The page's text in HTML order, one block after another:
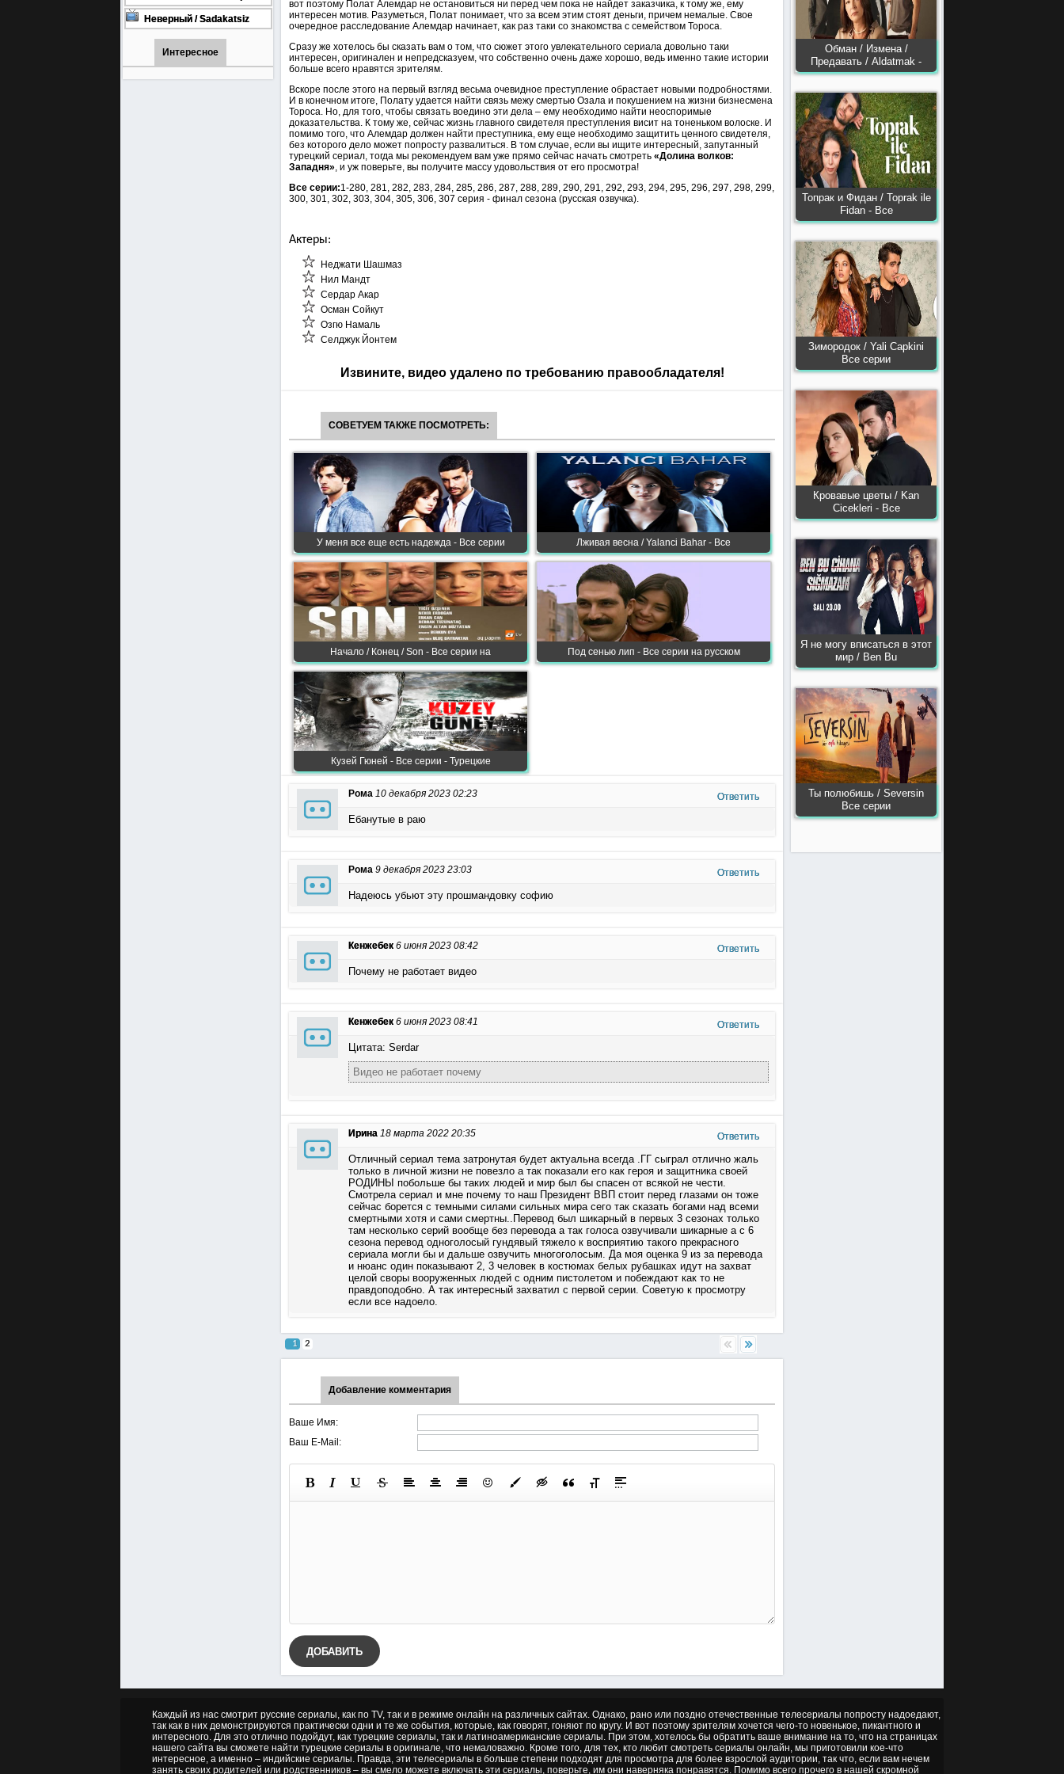
турецкий сериал смотреть
онлайн на русском языке
Неверный / Sadakatsiz
Все серии турецкий сериал
смотреть онлайн на
русском языке
Интересное
Обман / Измена /
Предавать / Aldatmak -
Топрак и Фидан / Toprak ile
Fidan - Все
Зимородок / Yali Capkini
Все серии
Кровавые цветы / Kan
Сiсekleri - Все
Я не могу вписаться в этот
мир / Ben Bu
Ты полюбишь / Seversin
Все серии
вот поэтому Полат Алемдар не остановиться ни перед чем пока не найдет заказчика, к тому же, ему
интересен мотив. Разуметься, Полат понимает, что за всем этим стоят деньги, причем немалые. Свое
очередное расследование Алемдар начинает, как раз таки со знакомства с семейством Тороса.
Сразу же хотелось бы сказать вам о том, что сюжет этого увлекательного сериала довольно таки
интересен, оригинален и непредсказуем, что собственно очень даже хорошо, ведь именно такие истории
больше всего нравятся зрителям.
Вскоре после этого на первый взгляд весьма очевидное преступление обрастает новыми подробностями.
И в конечном итоге, Полату удается найти связь межу смертью Озала и покушением на жизни бизнесмена
Тороса. Но, для того, чтобы связать воедино эти дела – ему необходимо найти неоспоримые
доказательства. К тому же, сейчас жизнь главного свидетеля преступления висит на тоненьком волоске. И
помимо того, что Алемдар должен найти преступника, ему еще необходимо защитить ценного свидетеля,
без которого дело может попросту развалиться. В том случае, если вы ищите интересный, запутанный
турецкий сериал, тогда мы рекомендуем вам уже прямо сейчас начать смотреть «Долина волков:
Западня», и уж поверьте, вы получите массу удовольствия от его просмотра!
Все серии:1-280, 281, 282, 283, 284, 285, 286, 287, 288, 289, 290, 291, 292, 293, 294, 295, 296, 297, 298, 299,
300, 301, 302, 303, 304, 305, 306, 307 серия - финал сезона (русская озвучка).
Актеры:
Неджати Шашмаз
Нил Мандт
Сердар Акар
Осман Сойкут
Озгю Намаль
Селджук Йонтем
Извините, видео удалено по требованию правообладателя!
СОВЕТУЕМ ТАКЖЕ ПОСМОТРЕТЬ:
У меня все еще есть надежда - Все серии Лживая весна / Yalanci Bahar - Все
Начало / Конец / Son - Все серии на Под сенью лип - Все серии на русском
Кузей Гюней - Все серии - Турецкие
Рома 10 декабря 2023 02:23 Ответить
Ебанутые в раю
Рома 9 декабря 2023 23:03 Ответить
Надеюсь убьют эту прошмандовку софию
Кенжебек 6 июня 2023 08:42 Ответить
Почему не работает видео
Кенжебек 6 июня 2023 08:41 Ответить
Цитата: Serdar
Видео не работает почему
Ирина 18 марта 2022 20:35 Ответить
Отличный сериал тема затронутая будет актуальна всегда .ГГ сыграл отлично жаль
только в личной жизни не повезло а так показали его как героя и защитника своей
РОДИНЫ побольше бы таких людей и мир был бы спасен от всякой не чести.
Смотрела сериал и мне почему то наш Президент ВВП стоит перед глазами он тоже
сейчас борется с темными силами сильных мира сего так сказать богами над всеми
смертными хотя и сами смертны..Перевод был шикарный в первых 3 сезонах только
там несколько серий вообще без перевода а так голоса озвучивали шикарные а с 6
сезона перевод одноголосый гундявый тяжело к восприятию такого прекрасного
сериала могли бы и дальше озвучить многоголосым. Да моя оценка 9 из за перевода
и нюанс один показывают 2, 3 человек в костюмах белых рубашках идут на захват
целой своры вооруженных людей с одним пистолетом и побеждают как то не
правдоподобно. А так интересный захватил с первой серии. Советую к просмотру
если все надоело.
1 2
Добавление комментария
Ваше Имя:
Ваш E-Mail:
ДОБАВИТЬ
Каждый из нас смотрит русские сериалы, как по TV, так и в режиме онлайн на различных сайтах. Однако, рано или поздно отечественные телесериалы попросту надоедают,
так как в них демонстрируются практически одни и те же события, которые, как говорят, гоняют по кругу. И вот поэтому зрителям хочется чего-то новенькое, пикантного и
интересного. Для это отлично подойдут, как турецкие сериалы, так и латиноамериканские сериалы. При этом, хотелось бы обратить ваше внимание на то, что на страницах
нашего сайта вы сможете найти турецкие сериалы в оригинале, что немаловажно. Кроме того, для тех, кто любит смотреть сериалы онлайн, мы приготовили кое-что
интересное, а именно – индийские сериалы. Правда, эти телесериалы в больше степени подходят для просмотра для более взрослой аудитории, так что, если вам нечем
занять своих родителей или родственников – вы смело можете включать эти сериалы, поверьте, им они наверняка понравятся. Помимо всего прочего в нашей скромной